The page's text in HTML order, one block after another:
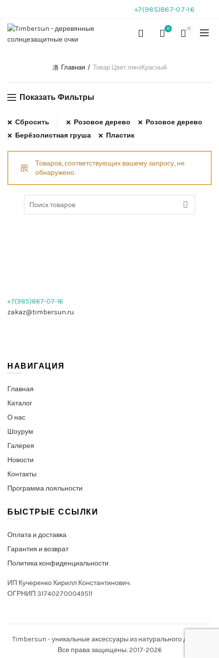
+7(985)867-07-16
0 0
Главная Товар Цвет линзКрасный
Показать Фильтры
Сбросить Розовое дерево
Розовое дерево
Берёзолистная груша
Пластик
Товаров, соответствующих вашему запросу, не
обнаружено.
+7(985)867-07-16
zakaz@timbersun.ru
НАВИГАЦИЯ
Главная
Каталог
О нас
Шоурум
Галерея
Новости
Контакты
Программа лояльности
БЫСТРЫЕ ССЫЛКИ
Оплата и доставка
Гарантия и возврат
Политика конфиденциальности
ИП Кучеренко Кирилл Константинович.
ОГРНИП 317402700049511
Timbersun - уникальные аксессуары из натурального дерева.
Все права защищены. 2017-2026